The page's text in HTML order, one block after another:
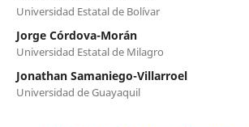
Universidad Estatal de Bolívar
Jorge Córdova-Morán
Universidad Estatal de Milagro
Jonathan Samaniego-Villarroel
Universidad de Guayaquil